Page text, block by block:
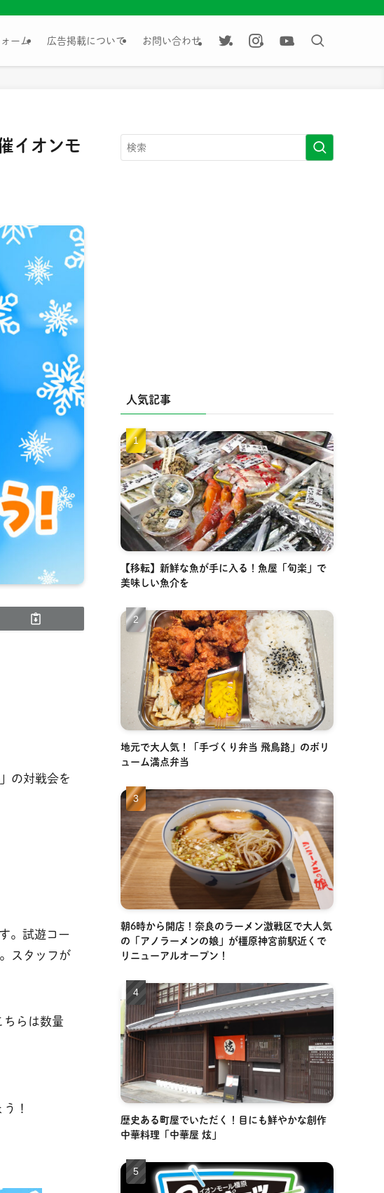
ーム 広告掲載について お問い合わせ
イオンモ
の対戦会を
。試遊コー
スタッフが
ちらは数量
！
人気記事
【移転】新鮮な魚が手に入る！魚屋「旬楽」で
美味しい魚介を
地元で大人気！「手づくり弁当 飛鳥路」のボリ
ューム満点弁当
朝6時から開店！奈良のラーメン激戦区で大人気
の「アノラーメンの娘」が橿原神宮前駅近くで
リニューアルオープン！
歴史ある町屋でいただく！目にも鮮やかな創作
中華料理「中華屋 炫」